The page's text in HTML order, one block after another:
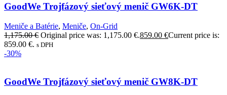
GoodWe Trojfázový sieťový menič GW6K-DT
Meniče a Batérie, Meniče, On-Grid
1,175.00€ Original price was: 1,175.00 €.859.00 €Current price is:
859.00 €. s DPH
-30%
GoodWe Trojfázový sieťový menič GW8K-DT